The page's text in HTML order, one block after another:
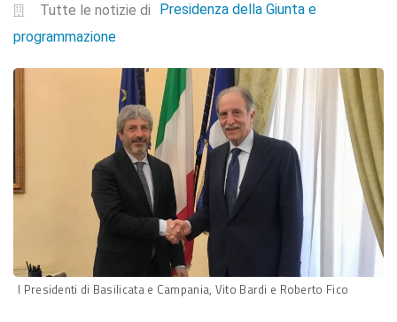
Tutte le notizie di
Presidenza della Giunta e
programmazione
I Presidenti di Basilicata e Campania, Vito Bardi e Roberto Fico